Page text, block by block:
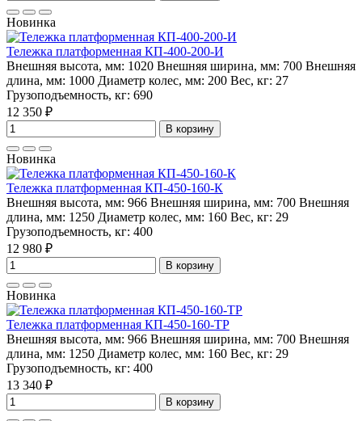
Новинка
Тележка платформенная КП-400-200-И
Внешняя высота, мм: 1020 Внешняя ширина, мм: 700 Внешняя
длина, мм: 1000 Диаметр колес, мм: 200 Вес, кг: 27
Грузоподъемность, кг: 690
12 350 ₽
В корзину
Новинка
Тележка платформенная КП-450-160-К
Внешняя высота, мм: 966 Внешняя ширина, мм: 700 Внешняя
длина, мм: 1250 Диаметр колес, мм: 160 Вес, кг: 29
Грузоподъемность, кг: 400
12 980 ₽
В корзину
Новинка
Тележка платформенная КП-450-160-ТР
Внешняя высота, мм: 966 Внешняя ширина, мм: 700 Внешняя
длина, мм: 1250 Диаметр колес, мм: 160 Вес, кг: 29
Грузоподъемность, кг: 400
13 340 ₽
В корзину